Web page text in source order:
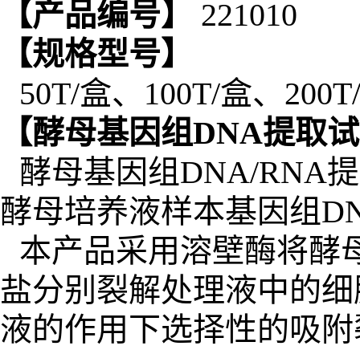
【产品编号】
221010
【规格型号】
50T/盒、 100T/盒、200T/
【酵母基因组DNA提取
酵母基因组 DNA/RNA
酵母培养液样本基因组
本产品采用溶壁酶将酵
盐分别裂解处理液中的
液的作用下选择性的吸